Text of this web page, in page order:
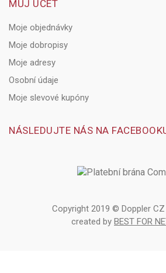
MŮJ ÚČET
Moje objednávky
Moje dobropisy
Moje adresy
Osobní údaje
Moje slevové kupóny
NÁSLEDUJTE NÁS NA
Copyright 2019 © Doppler CZ
created by BEST FOR